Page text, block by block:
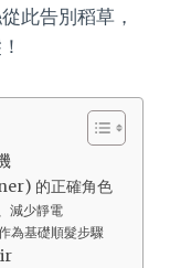
此告別稻草，
的正確角色
減少靜電
為基礎順髮步驟